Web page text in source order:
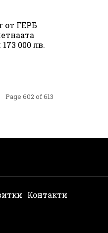
от ГЕРБ
000 лв.
Page 602 of 613
Контакти